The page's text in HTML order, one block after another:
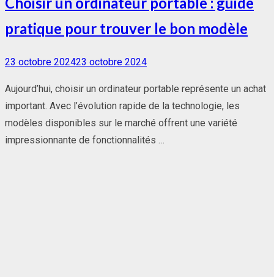
pratique pour trouver le bon modèle
Posted
23 octobre 202423 octobre 2024
Aujourd’hui, choisir un ordinateur portable représente un achat
important. Avec l’évolution rapide de la technologie, les
modèles disponibles sur le marché offrent une variété
impressionnante de fonctionnalités …